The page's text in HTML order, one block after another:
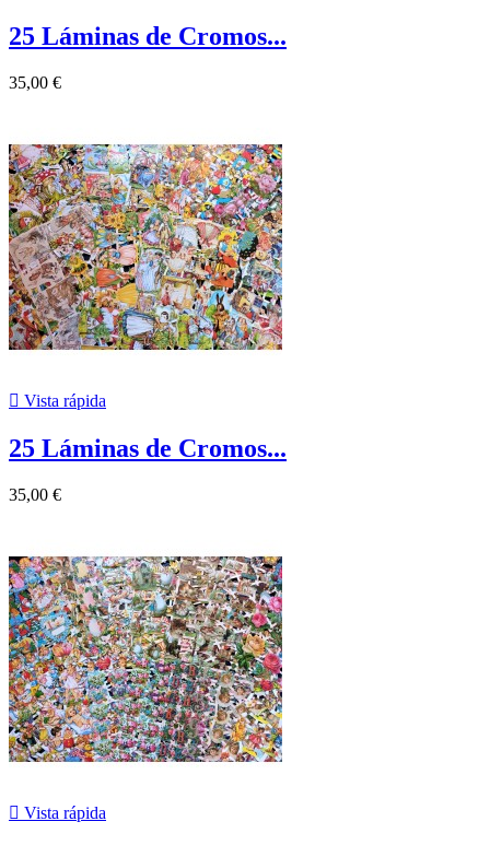
25 Láminas de Cromos...
35,00 €
 Vista rápida
25 Láminas de Cromos...
35,00 €
 Vista rápida